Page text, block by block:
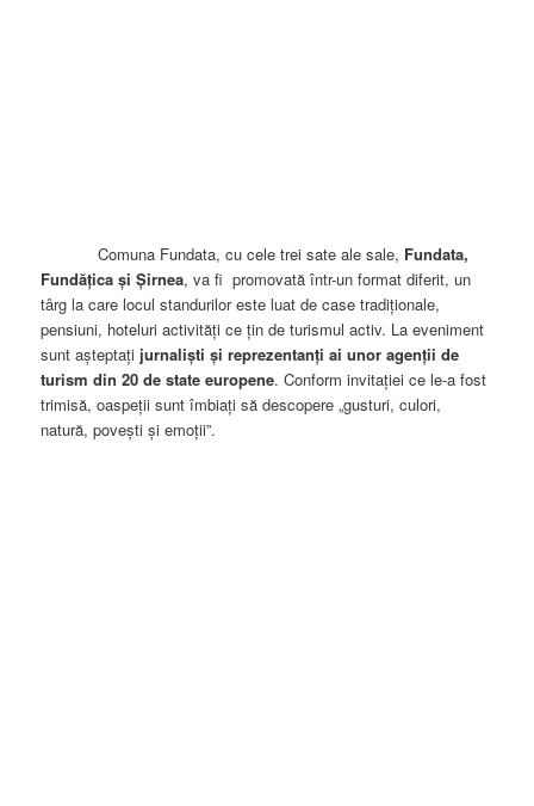
Comuna Fundata, cu cele trei sate ale sale, Fundata,
Fundățica și Șirnea, va fi promovată într-un format diferit, un
târg la care locul standurilor este luat de case tradiționale,
pensiuni, hoteluri activități ce țin de turismul activ. La eveniment
sunt așteptați jurnaliști și reprezentanți ai unor agenții de
turism din 20 de state europene. Conform invitației ce le-a fost
trimisă, oaspeții sunt îmbiați să descopere „gusturi, culori,
natură, povești și emoții”.